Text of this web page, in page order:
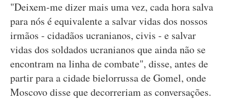
"Deixem-me dizer mais uma vez, cada hora salva
para nós é equivalente a salvar vidas dos nossos
irmãos - cidadãos ucranianos, civis - e salvar
vidas dos soldados ucranianos que ainda não se
encontram na linha de combate", disse, antes de
partir para a cidade bielorrussa de Gomel, onde
Moscovo disse que decorreriam as conversações.